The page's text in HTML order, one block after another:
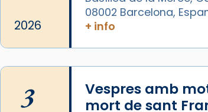
compVatican Newstican
www.vaticannews.va/es/
07/carmina-historia-
papa-viaje-espana-
Photo
View on Facebook Share
2026
08002 Barcelona,
+ info
3
Vespres amb
mort de sant